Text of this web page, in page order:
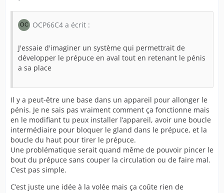
OCP66C4 a écrit :
J'essaie d'imaginer un système qui permettrait de
développer le prépuce en aval tout en retenant le pénis
a sa place
Il y a peut-être une base dans un appareil pour allonger le
pénis. Je ne sais pas vraiment comment ça fonctionne mais
en le modifiant tu peux installer l’appareil, avoir une boucle
intermédiaire pour bloquer le gland dans le prépuce, et la
boucle du haut pour tirer le prépuce.
Une problématique serait quand même de pouvoir pincer le
bout du prépuce sans couper la circulation ou de faire mal.
C’est pas simple.
C’est juste une idée à la volée mais ça coûte rien de